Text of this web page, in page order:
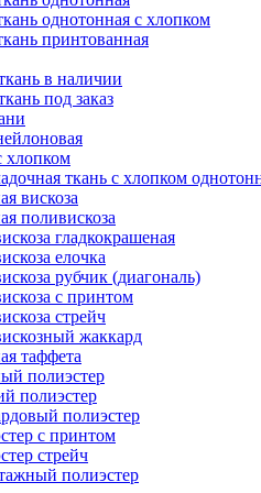
однотонная с хлопком
принтованная
в наличии
под заказ
хлопком
ткань с хлопком
вискоза
поливискоза
гладкокрашеная
елочка
рубчик (диагональ)
с принтом
стрейч
жаккард
таффета
полиэстер
полиэстер
полиэстер
с принтом
стрейч
полиэстер